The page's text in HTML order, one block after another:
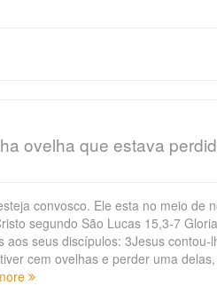
ovelha que estava
convosco. Ele esta no meio de
segundo São Lucas 15,3-7
aos seus discípulos: 3Jesus contou-
cem ovelhas e perder uma